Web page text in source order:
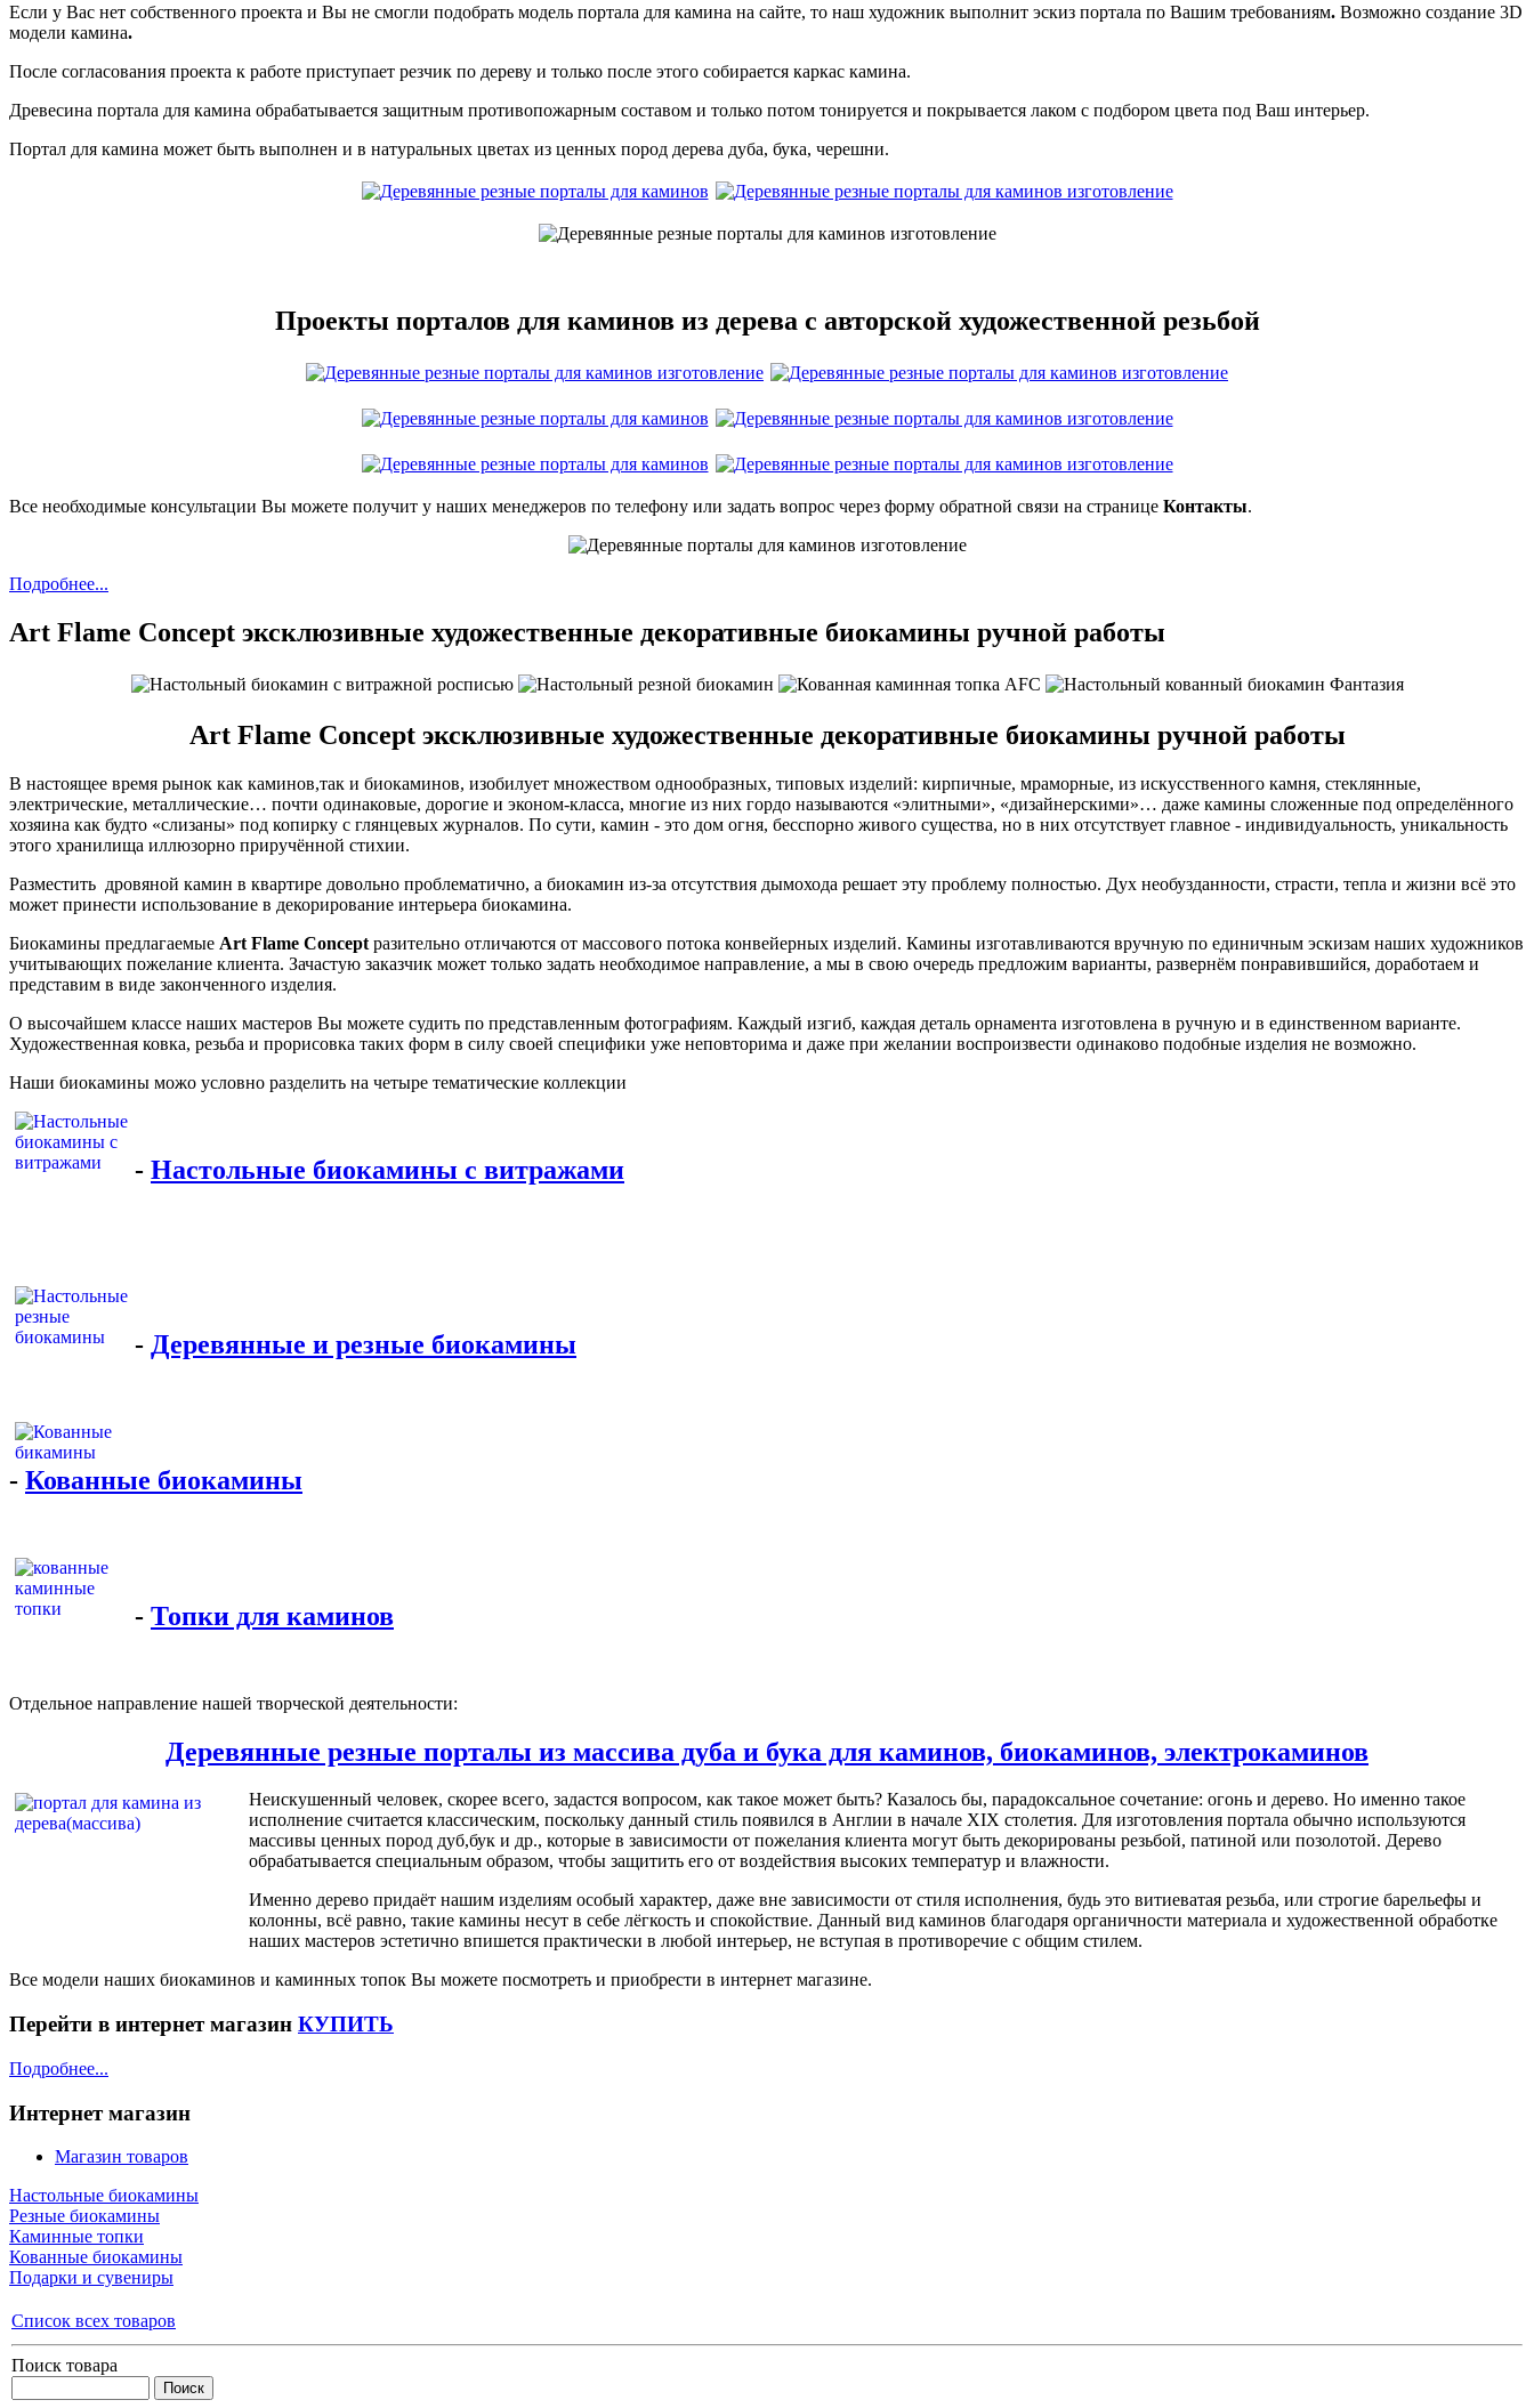
Если у Вас нет собственного проекта и Вы не смогли подобрать модель портала для камина на сайте, то наш художник выполнит эскиз портала по Вашим требованиям. Возможно создание 3D
модели камина.
После согласования проекта к работе приступает резчик по дереву и только после этого собирается каркас камина.
Древесина портала для камина обрабатывается защитным противопожарным составом и только потом тонируется и покрывается лаком с подбором цвета под Ваш интерьер.
Портал для камина может быть выполнен и в натуральных цветах из ценных пород дерева дуба, бука, черешни.
Проекты порталов для каминов из дерева с авторской художественной резьбой
Все необходимые консультации Вы можете получит у наших менеджеров по телефону или задать вопрос через форму обратной связи на странице Контакты.
Подробнее...
Art Flame Concept эксклюзивные художественные декоративные биокамины ручной работы
Art Flame Concept эксклюзивные художественные декоративные биокамины ручной работы
В настоящее время рынок как каминов,так и биокаминов, изобилует множеством однообразных, типовых изделий: кирпичные, мраморные, из искусственного камня, стеклянные,
электрические, металлические… почти одинаковые, дорогие и эконом-класса, многие из них гордо называются «элитными», «дизайнерскими»… даже камины сложенные под определённого
хозяина как будто «слизаны» под копирку с глянцевых журналов. По сути, камин - это дом огня, бесспорно живого существа, но в них отсутствует главное - индивидуальность, уникальность
этого хранилища иллюзорно приручённой стихии.
Разместить дровяной камин в квартире довольно проблематично, а биокамин из-за отсутствия дымохода решает эту проблему полностью. Дух необузданности, страсти, тепла и жизни всё это
может принести использование в декорирование интерьера биокамина.
Биокамины предлагаемые Art Flame Concept разительно отличаются от массового потока конвейерных изделий. Камины изготавливаются вручную по единичным эскизам наших художников
учитывающих пожелание клиента. Зачастую заказчик может только задать необходимое направление, а мы в свою очередь предложим варианты, развернём понравившийся, доработаем и
представим в виде законченного изделия.
О высочайшем классе наших мастеров Вы можете судить по представленным фотографиям. Каждый изгиб, каждая деталь орнамента изготовлена в ручную и в единственном варианте.
Художественная ковка, резьба и прорисовка таких форм в силу своей специфики уже неповторима и даже при желании воспроизвести одинаково подобные изделия не возможно.
Наши биокамины можо условно разделить на четыре тематические коллекции
- Настольные биокамины с витражами
- Деревянные и резные биокамины
- Кованные биокамины
- Топки для каминов
Отдельное направление нашей творческой деятельности:
Деревянные резные порталы из массива дуба и бука для каминов, биокаминов, электрокаминов
Неискушенный человек, скорее всего, задастся вопросом, как такое может быть? Казалось бы, парадоксальное сочетание: огонь и дерево. Но именно такое
исполнение считается классическим, поскольку данный стиль появился в Англии в начале XIX столетия. Для изготовления портала обычно используются
массивы ценных пород дуб,бук и др., которые в зависимости от пожелания клиента могут быть декорированы резьбой, патиной или позолотой. Дерево
обрабатывается специальным образом, чтобы защитить его от воздействия высоких температур и влажности.
Именно дерево придаёт нашим изделиям особый характер, даже вне зависимости от стиля исполнения, будь это витиеватая резьба, или строгие барельефы и
колонны, всё равно, такие камины несут в себе лёгкость и спокойствие. Данный вид каминов благодаря органичности материала и художественной обработке
наших мастеров эстетично впишется практически в любой интерьер, не вступая в противоречие с общим стилем.
Все модели наших биокаминов и каминных топок Вы можете посмотреть и приобрести в интернет магазине.
Перейти в интернет магазин КУПИТЬ
Подробнее...
Интернет магазин
Магазин товаров
Настольные биокамины
Резные биокамины
Каминные топки
Кованные биокамины
Подарки и сувениры
Список всех товаров
Поиск товара